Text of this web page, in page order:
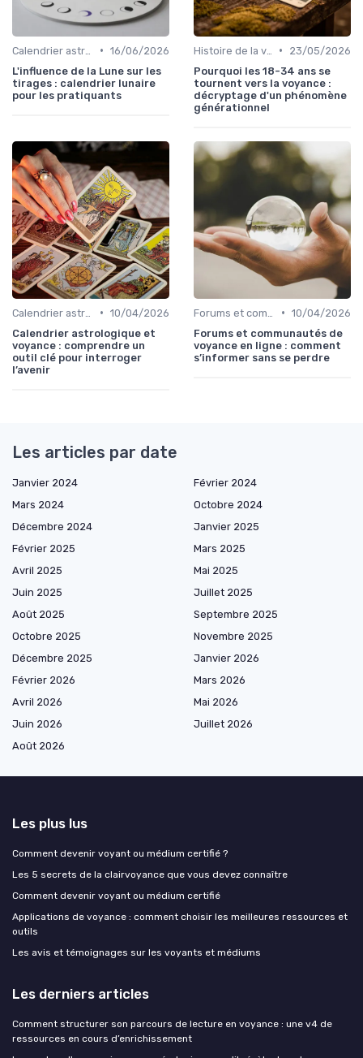
• 16/06/2026
L'influence de la Lune sur les
tirages : calendrier lunaire
pour les pratiquants
•
23/05/2026
Pourquoi les 18-34 ans se
tournent vers la voyance :
décryptage d'un phénomène
générationnel
• 10/04/2026
Calendrier astrologique et
voyance : comprendre un
outil clé pour interroger
l’avenir
• 10/04/2026
Forums et communautés de
voyance en ligne : comment
s’informer sans se perdre
Les articles par date
Janvier 2024
Février 2024
Mars 2024
Octobre 2024
Décembre 2024
Janvier 2025
Février 2025
Mars 2025
Avril 2025
Mai 2025
Juin 2025
Juillet 2025
Août 2025
Septembre 2025
Octobre 2025
Novembre 2025
Décembre 2025
Janvier 2026
Février 2026
Mars 2026
Avril 2026
Mai 2026
Juin 2026
Juillet 2026
Août 2026
Les plus lus
Comment devenir voyant ou médium certifié ?
Les 5 secrets de la clairvoyance que vous devez connaître
Comment devenir voyant ou médium certifié
Applications de voyance : comment choisir les meilleures ressources et
outils
Les avis et témoignages sur les voyants et médiums
Les derniers articles
Comment structurer son parcours de lecture en voyance : une v4 de
ressources en cours d’enrichissement